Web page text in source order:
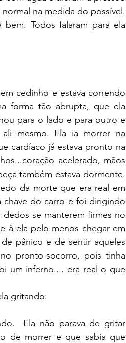
na medida do possível.
Todos falaram para ela
cedinho e estava correndo
forma tão abrupta, que ela
para o lado e para outro e
mesmo. Ela ia morrer na
cardíaco já estava pronto na
acelerado, mãos
também estava dormente.
da morte que era real em
chave do carro e foi dirigindo
se manterem firmes no
à ela pelo menos chegar em
pânico e de sentir aqueles
pronto-socorro, pois tinha
um inferno.... era real o que
gritando:
Ela não parava de gritar
de morrer e que sabia que